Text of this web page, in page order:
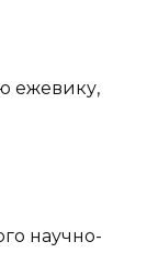
ежевику,
научно-